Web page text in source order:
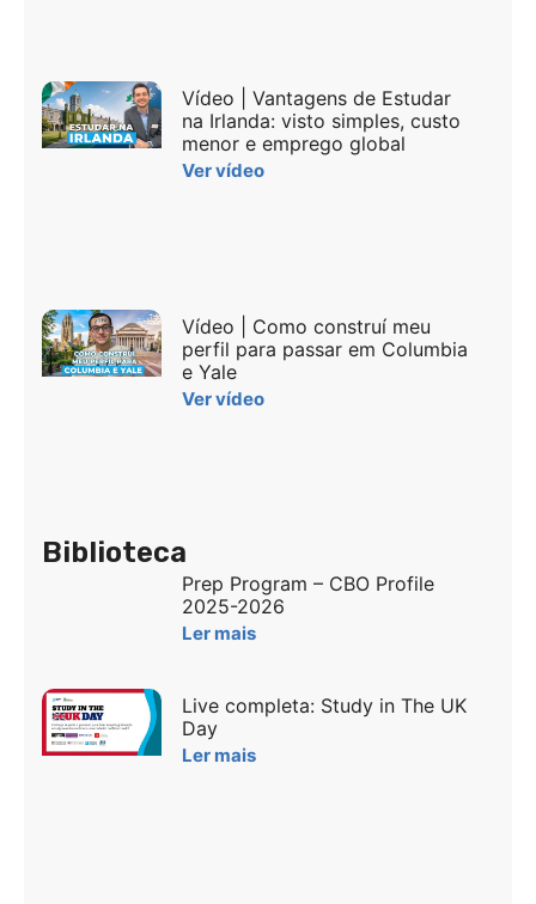
Vídeo | Vantagens de Estudar
na Irlanda: visto simples, custo
menor e emprego global
Ver vídeo
Vídeo | Como construí meu
perfil para passar em Columbia
e Yale
Ver vídeo
Biblioteca
Prep Program – CBO Profile
2025-2026
Ler mais
Live completa: Study in The UK
Day
Ler mais